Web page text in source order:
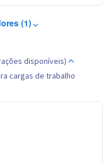
(1)
disponíveis)
cargas de trabalho